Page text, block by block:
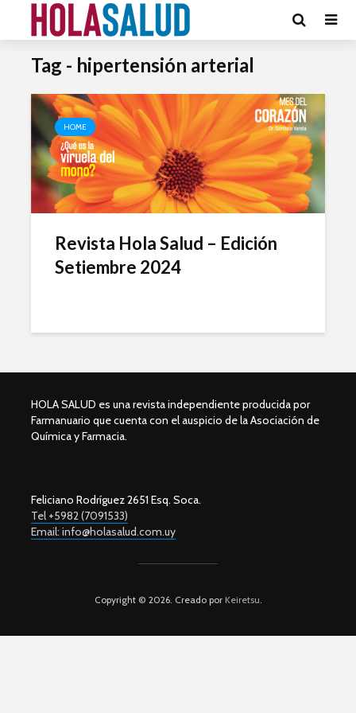
Tag - hipertensión arterial
HOME
Revista Hola Salud – Edición
Setiembre 2024
HOLA SALUD es una revista independiente producida por
Farmanuario que cuenta con el auspicio de la Asociación de
Química y Farmacia.
Feliciano Rodríguez 2651 Esq. Soca.
Tel +5982 (7091533)
Email: info@holasalud.com.uy
Copyright © 2026. Creado porKeiretsu.